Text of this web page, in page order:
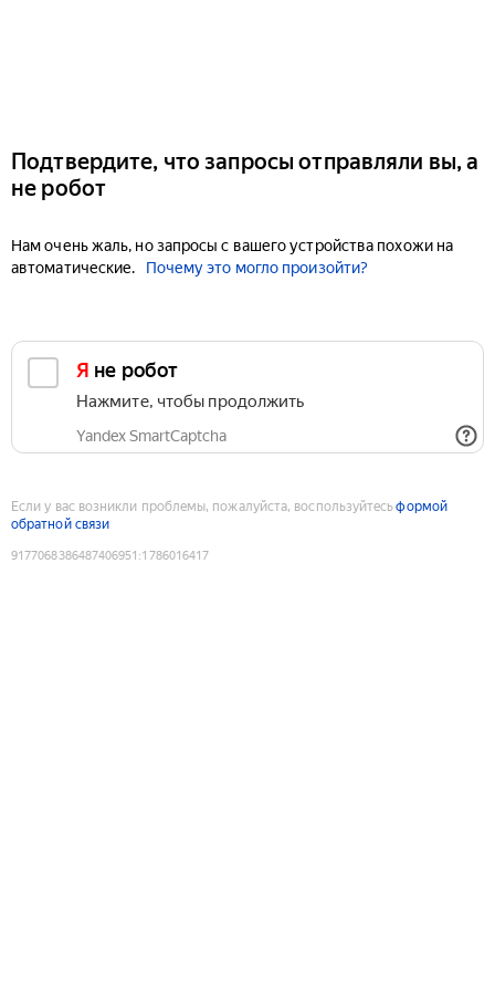
Подтвердите, что запросы отправляли вы, а
не робот
Нам очень жаль, но запросы с вашего устройства похожи на
автоматические.
Почему это могло произойти?
Я не робот
Нажмите, чтобы продолжить
Yandex SmartCaptcha
Если у вас возникли проблемы, пожалуйста, воспользуйтесьформой
обратной связи
9177068386487406951 :1786016417